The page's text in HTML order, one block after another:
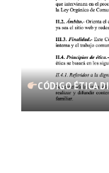
CÓDIGO ÉTICA